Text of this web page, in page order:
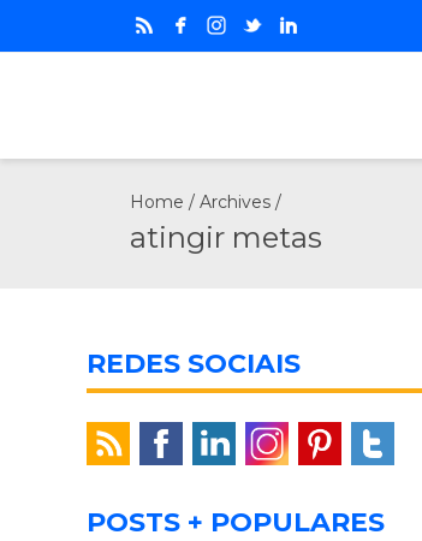
Home / Archives /
atingir metas
REDES SOCIAIS
POSTS + POPULARES